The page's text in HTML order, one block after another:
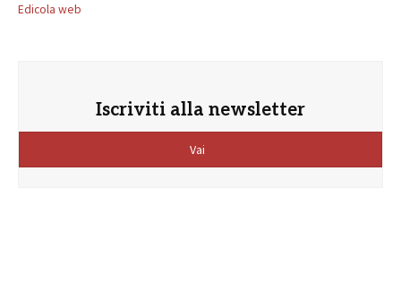
Edicola web
Iscriviti alla newsletter
Vai